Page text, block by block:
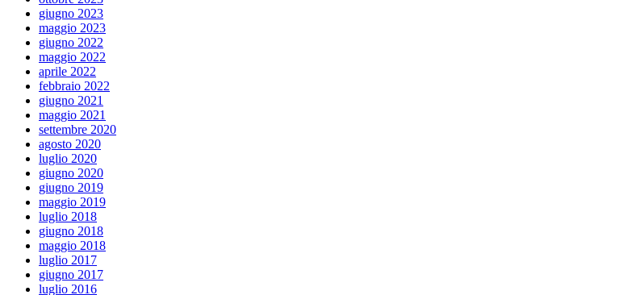
giugno 2023
maggio 2023
giugno 2022
maggio 2022
aprile 2022
febbraio 2022
giugno 2021
maggio 2021
settembre 2020
agosto 2020
luglio 2020
giugno 2020
giugno 2019
maggio 2019
luglio 2018
giugno 2018
maggio 2018
luglio 2017
giugno 2017
luglio 2016